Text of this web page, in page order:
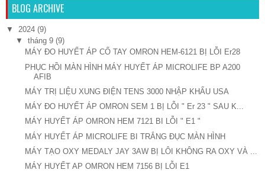
BLOG ARCHIVE
▼ 2024 (9)
▼
tháng 9 (9)
MÁY ĐO HUYẾT ÁP CỔ TAY OMRON HEM-6121 BỊ LỖI Er28
PHỤC HỒI MÀN HÌNH MÁY HUYẾT ÁP MICROLIFE BP A200
AFIB
MÁY TRỊ LIỆU XUNG ĐIỆN TENS 3000 NHẬP KHẨU USA
MÁY ĐO HUYẾT ÁP OMRON SEM 1 BỊ LỖI " Er 23 " SAU K...
MÁY HUYẾT ÁP OMRON HEM 7121 BI LỖI " E1 "
MÁY HUYẾT ÁP MICROLIFE BI TRẮNG ĐỤC MÀN HÌNH
MÁY TẠO OXY MEDALY JAY 3AW BỊ LÔI KHÔNG RA OXY VÀ ...
MÁY HUYẾT AP OMRON HEM 7156 BỊ LỖI E1